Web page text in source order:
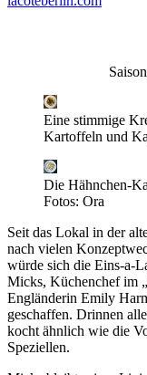
Eine stimmige
Kartoffeln und
Die Hähnchen-
Fotos: Ora
Seit das Lokal in der
nach vielen
würde sich die Eins-a-
Micks, Küchenchef im
Engländerin Emily
geschaffen. Drinnen
kocht ähnlich wie die
Speziellen.